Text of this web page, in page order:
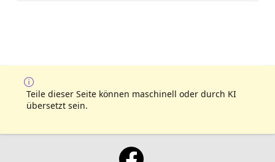
Teile dieser Seite können maschinell oder durch KI
übersetzt sein.